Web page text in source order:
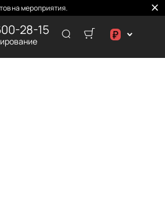
на мероприятия.
28-15 ₽
د.إ